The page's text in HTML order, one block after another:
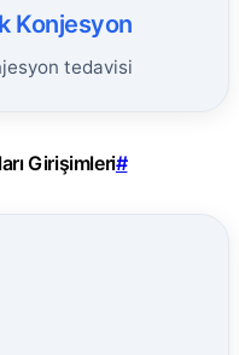
Konjesyon
tedavisi
Girişimleri#